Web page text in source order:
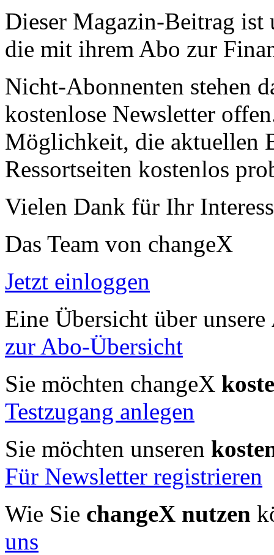
Dieser Magazin-Beitrag ist
die mit ihrem Abo zur
Nicht-Abonnenten stehen
kostenlose Newsletter
Möglichkeit, die aktuellen
Ressortseiten kostenlos
Vielen Dank für Ihr
Das Team von changeX
Jetzt einloggen
Eine Übersicht über unsere
zur Abo-Übersicht
Sie möchten changeX
Testzugang anlegen
Sie möchten unseren
Für Newsletter registrieren
Wie Sie changeX nutzen
uns